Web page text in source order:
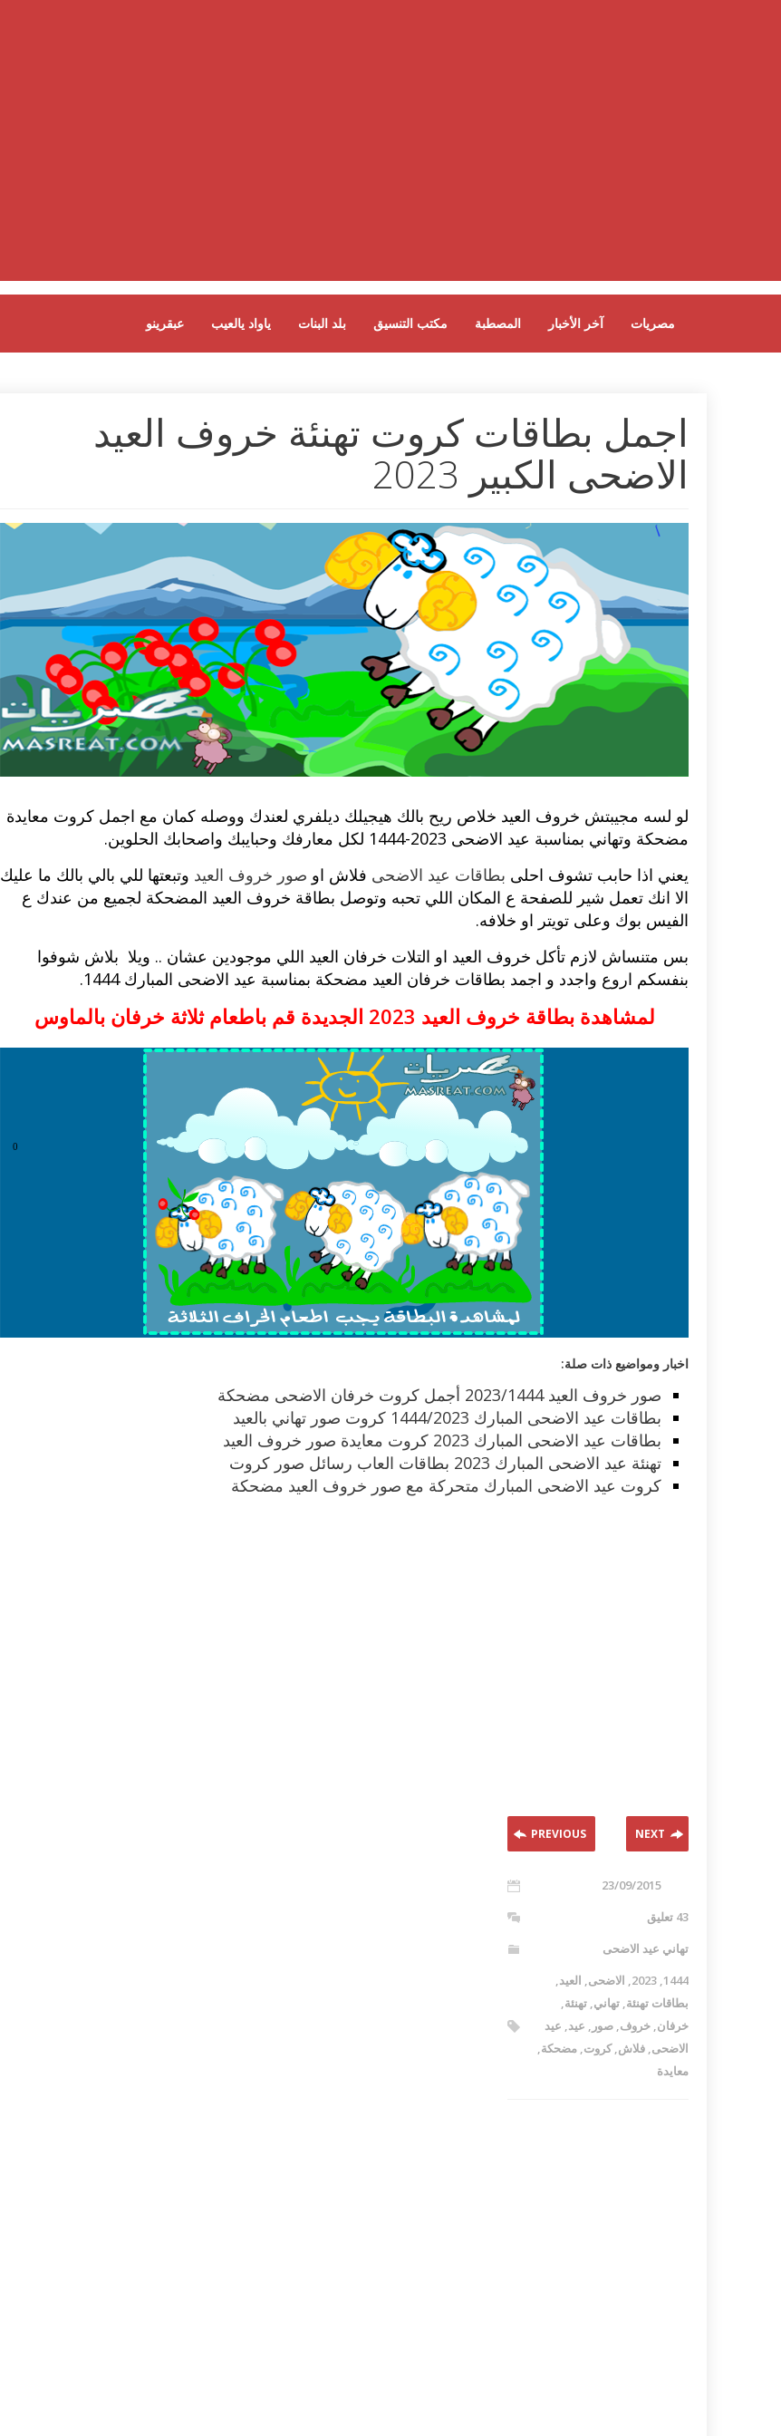
عبقرينو ياواد يالعيب بلد البنات مكتب التنسيق المصطبة آخر الأخبار مصريات
اجمل بطاقات كروت تهنئة خروف العيد
الاضحى الكبير 2023
لو لسه مجيبتش خروف العيد خلاص ريح بالك هيجيلك ديلفري لعندك ووصله كمان مع اجمل كروت معايدة
مضحكة وتهاني بمناسبة عيد الاضحى 2023-1444
لكل معارفك وحبايبك واصحابك الحلوين.
يعني اذا حابب تشوف احلى بطاقات عيد الاضحى فلاش او صور خروف العيد وتبعتها للي بالي بالك ما عليك
الا انك تعمل شير للصفحة ع المكان اللي تحبه وتوصل بطاقة خروف العيد المضحكة لجميع من عندك ع
الفيس بوك وعلى تويتر او خلافه.
بس متنساش لازم تأكل خروف العيد او التلات خرفان العيد اللي موجودين عشان .. ويلا بلاش شوفوا
بنفسكم اروع واجدد و اجمد بطاقات خرفان العيد مضحكة بمناسبة عيد الاضحى المبارك 1444.
لمشاهدة بطاقة خروف العيد 2023 الجديدة قم باطعام ثلاثة خرفان بالماوس
اخبار ومواضيع ذات صلة:
صور خروف العيد 2023/1444 أجمل كروت خرفان الاضحى مضحكة
بطاقات عيد الاضحى المبارك 1444/2023 كروت صور تهاني بالعيد
بطاقات عيد الاضحى المبارك 2023 كروت معايدة صور خروف العيد
تهنئة عيد الاضحى المبارك 2023 بطاقات العاب رسائل صور كروت
كروت عيد الاضحى المبارك متحركة مع صور خروف العيد مضحكة
PREVIOUS NEXT
23/09/2015
43 تعليق
تهاني عيد الاضحى
1444
,
2023
, الاضحى, العيد,
بطاقات تهنئة, تهاني, تهنئة,
خرفان, خروف, صور , عيد, عيد
الاضحى, فلاش,كروت, مضحكة,
معايدة
وصفات أكلات عيد راس السنة الميلادية
والميلاد المجيد الكريسما...
طريقة تحضير حلاوة المولد النبوي مع
وصفات بالفيديو والصور...